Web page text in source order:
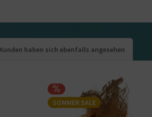
Kunden haben sich ebenfalls angesehen
SOMMER SALE